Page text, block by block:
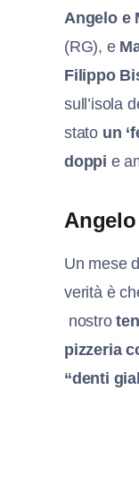
Angelo e
(RG), e
Filippo
sull’isola
stato un
doppi e
Un mese
verità è
nostro
pizzeria
“denti